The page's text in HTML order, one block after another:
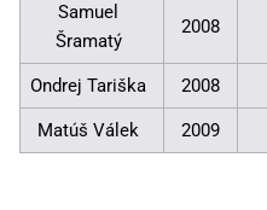
Samuel
Šramatý
2008
Ondrej Tariška 2008
Matúš Válek 2009